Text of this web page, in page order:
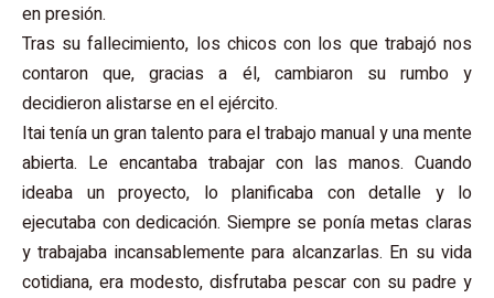
en presión.
Tras su fallecimiento, los chicos con los que trabajó nos
contaron que, gracias a él, cambiaron su rumbo y
decidieron alistarse en el ejército.
Itai tenía un gran talento para el trabajo manual y una mente
abierta. Le encantaba trabajar con las manos. Cuando
ideaba un proyecto, lo planificaba con detalle y lo
ejecutaba con dedicación. Siempre se ponía metas claras
y trabajaba incansablemente para alcanzarlas. En su vida
cotidiana, era modesto, disfrutaba pescar con su padre y